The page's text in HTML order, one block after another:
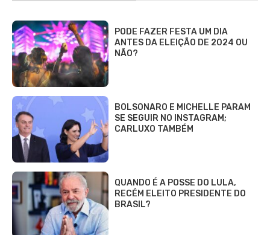
PODE FAZER FESTA UM DIA
ANTES DA ELEIÇÃO DE 2024 OU
NÃO?
BOLSONARO E MICHELLE PARAM
SE SEGUIR NO INSTAGRAM;
CARLUXO TAMBÉM
QUANDO É A POSSE DO LULA,
RECÉM ELEITO PRESIDENTE DO
BRASIL?